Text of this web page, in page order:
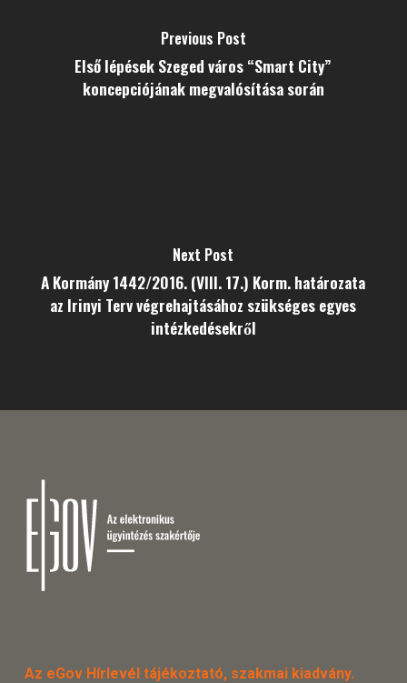
Previous Post
Első lépések Szeged város “Smart City”
koncepciójának megvalósítása során
Next Post
A Kormány 1442/2016. (VIII. 17.) Korm. határozata
az Irinyi Terv végrehajtásához szükséges egyes
intézkedésekről
Az eGov Hírlevél tájékoztató, szakmai kiadvány.